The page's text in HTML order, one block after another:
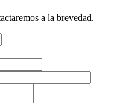
a la brevedad.